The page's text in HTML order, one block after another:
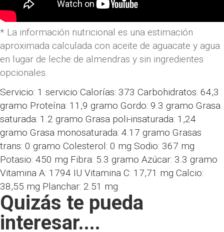
* La información nutricional es una estimación
aproximada calculada con aceite de aguacate y agua
en lugar de leche de almendras y sin ingredientes
opcionales.
Servicio: 1 servicio Calorías: 373 Carbohidratos: 64,3
gramo Proteína: 11,9 gramo Gordo: 9.3 gramo Grasa
saturada: 1.2 gramo Grasa poli-insaturada: 1,24
gramo Grasa monosaturada: 4.17 gramo Grasas
trans: 0 gramo Colesterol: 0 mg Sodio: 367 mg
Potasio: 450 mg Fibra: 5.3 gramo Azúcar: 3.3 gramo
Vitamina A: 1794 IU Vitamina C: 17,71 mg Calcio:
38,55 mg Planchar: 2.51 mg
Quizás te pueda
interesar....